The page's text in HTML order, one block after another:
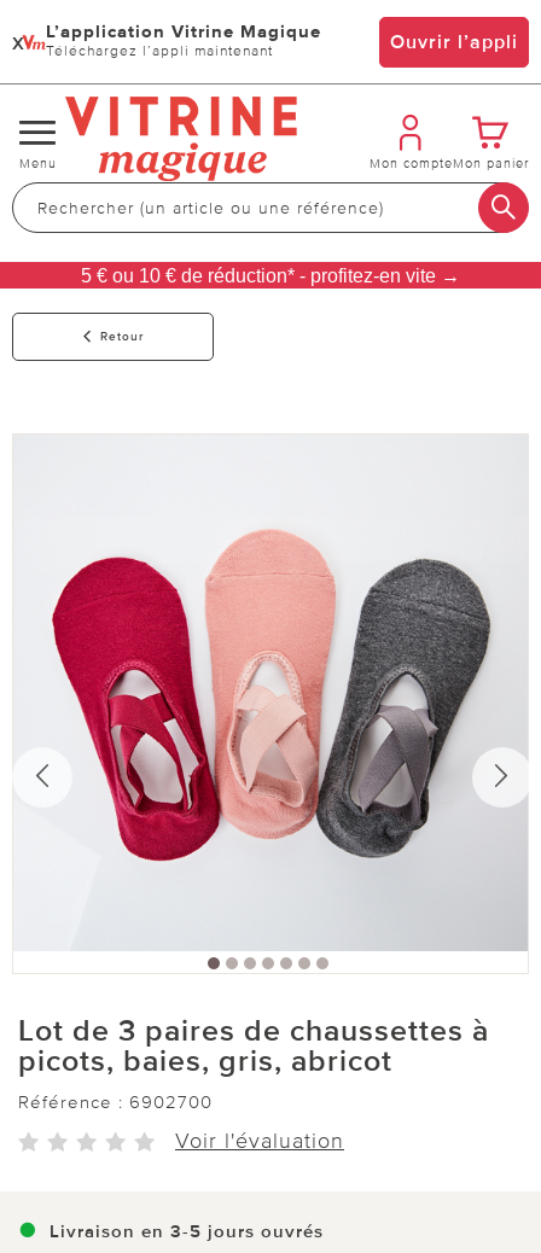
x L’application Vitrine Magique
Téléchargez l’appli maintenant Ouvrir l’appli
Changer
de
navigation
Menu Mon compteMon panier
5 € ou 10 € de réduction* - profitez-en vite →
Retour
Lot de 3 paires de chaussettes à
picots, baies, gris, abricot
Référence : 6902700
Voir l'évaluation
Livraison en 3-5 jours ouvrés